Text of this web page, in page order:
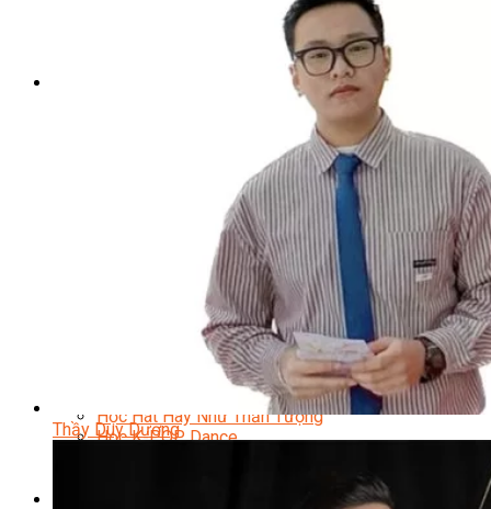
Gội Đầu Dưỡng Sinh Và Massage Thư Giãn
Marketing Online Ngành Chăm Sóc Sắc Đẹp
Chuyên Đề Chăm Sóc Sắc Đẹp
Học Piano Đệm Hát
Học Piano Trẻ Em
Học Guitar Đệm Hát
Học Electric Guitar (Guitar Điện)
Học Electric Guitar Cover
Học Keyboard
Học Đánh Trống Jazz
Học Thanh Nhạc Trẻ Em
Học Hát Hay Như Thần Tượng
Học K-POP Dance
Thầy Duy Dương